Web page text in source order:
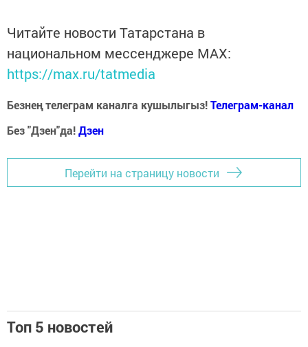
Читайте новости Татарстана в
национальном мессенджере MАХ:
https://max.ru/tatmedia
Безнең телеграм каналга кушылыгыз!Телеграм-канал
Без "Дзен"да!Дзен
Перейти на страницу новости
Топ 5 новостей